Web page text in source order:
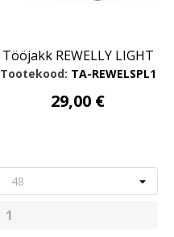
Tööjakk REWELLY LIGHT
Tootekood: TA-REWELSPL1
29,00 €